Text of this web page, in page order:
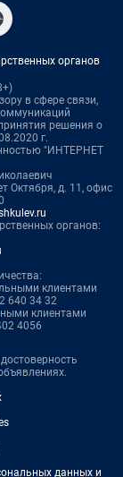
органов
в сфере связи,
решения о
г.
"ИНТЕРНЕТ
Октября, д. 11, офис
органов:
клиентами
640 34 32
клиентами
4056
данных и